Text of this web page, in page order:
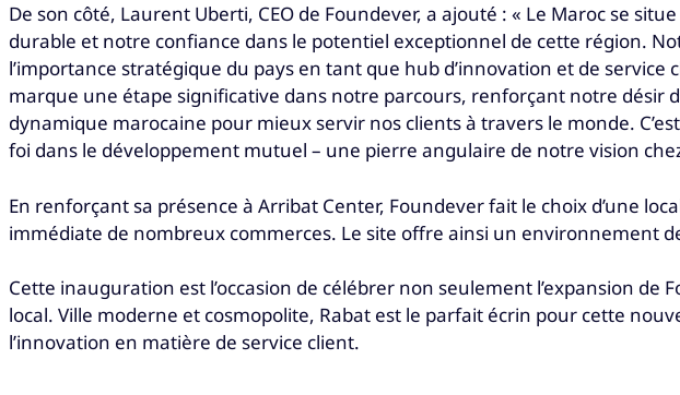
De son côté, Laurent Uberti, CEO de Foundever, a ajouté : « Le Maroc se
durable et notre confiance dans le potentiel exceptionnel de cette région.
l’importance stratégique du pays en tant que hub d’innovation et de
marque une étape significative dans notre parcours, renforçant notre désir
dynamique marocaine pour mieux servir nos clients à travers le monde.
foi dans le développement mutuel – une pierre angulaire de notre vision
En renforçant sa présence à Arribat Center, Foundever fait le choix d’une
immédiate de nombreux commerces. Le site offre ainsi un environnement
Cette inauguration est l’occasion de célébrer non seulement l’expansion
local. Ville moderne et cosmopolite, Rabat est le parfait écrin pour cette
l’innovation en matière de service client.